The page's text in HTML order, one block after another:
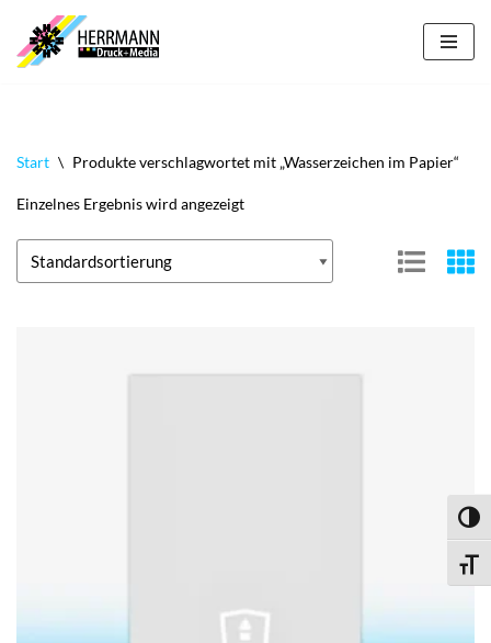
Zum
Start \ Produkte verschlagwortet mit „Wasserzeichen im Papier“
Einzelnes Ergebnis wird angezeigt